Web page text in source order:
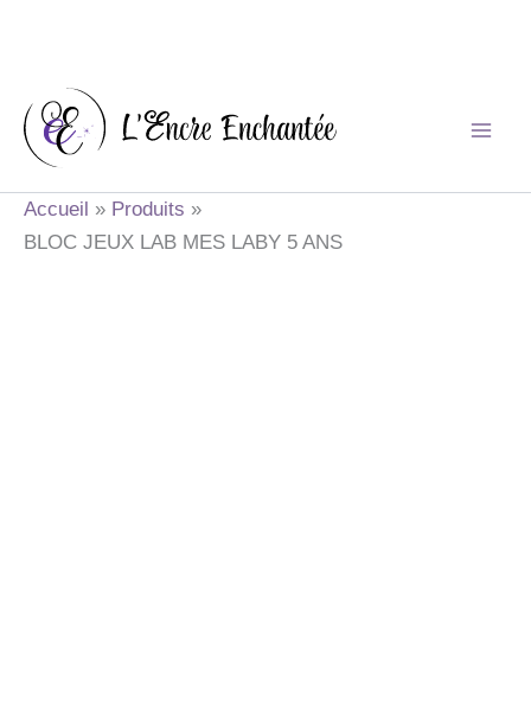
contenu
Accueil
Produits
BLOC JEUX LAB MES LABY 5 ANS